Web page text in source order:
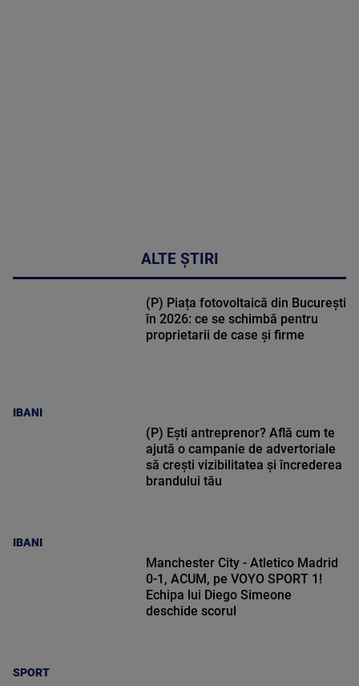
ALTE ȘTIRI
IBANI
(P) Piața fotovoltaică din București
în 2026: ce se schimbă pentru
proprietarii de case și firme
IBANI
(P) Ești antreprenor? Află cum te
ajută o campanie de advertoriale
să crești vizibilitatea și încrederea
brandului tău
SPORT
Manchester City - Atletico Madrid
0-1, ACUM, pe VOYO SPORT 1!
Echipa lui Diego Simeone
deschide scorul